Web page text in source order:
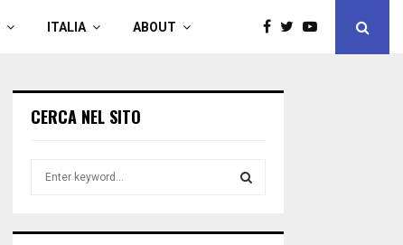
ITALIA ABOUT
CERCA NEL SITO